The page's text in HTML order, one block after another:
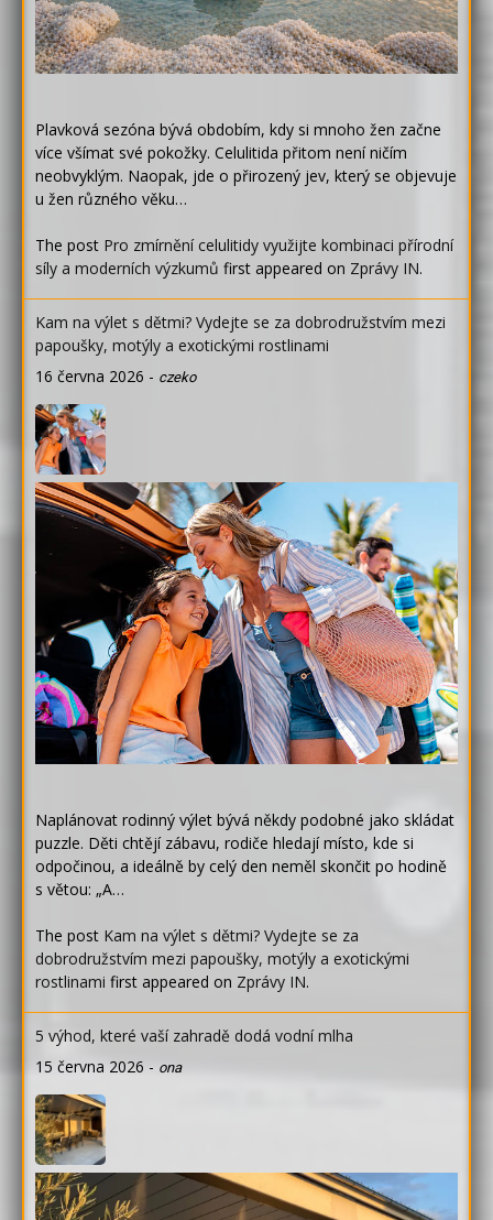
Plavková sezóna bývá obdobím, kdy si mnoho žen začne
více všímat své pokožky. Celulitida přitom není ničím
neobvyklým. Naopak, jde o přirozený jev, který se objevuje
u žen různého věku…
The post Pro zmírnění celulitidy využijte kombinaci přírodní
síly a moderních výzkumů first appeared on Zprávy IN.
Kam na výlet s dětmi? Vydejte se za dobrodružstvím mezi
papoušky, motýly a exotickými rostlinami
16 června 2026 - czeko
Naplánovat rodinný výlet bývá někdy podobné jako skládat
puzzle. Děti chtějí zábavu, rodiče hledají místo, kde si
odpočinou, a ideálně by celý den neměl skončit po hodině
s větou: „A…
The post Kam na výlet s dětmi? Vydejte se za
dobrodružstvím mezi papoušky, motýly a exotickými
rostlinami first appeared on Zprávy IN.
5 výhod, které vaší zahradě dodá vodní mlha
15 června 2026 - ona